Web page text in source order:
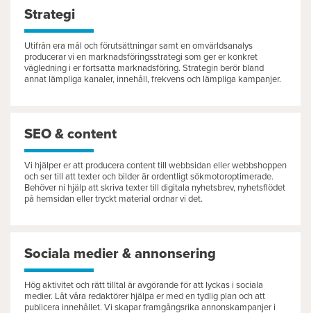
Strategi
Utifrån era mål och förutsättningar samt en omvärldsanalys
producerar vi en marknadsföringsstrategi som ger er konkret
vägledning i er fortsatta marknadsföring. Strategin berör bland
annat lämpliga kanaler, innehåll, frekvens och lämpliga kampanjer.
SEO & content
Vi hjälper er att producera content till webbsidan eller webbshoppen
och ser till att texter och bilder är ordentligt sökmotoroptimerade.
Behöver ni hjälp att skriva texter till digitala nyhetsbrev, nyhetsflödet
på hemsidan eller tryckt material ordnar vi det.
Sociala medier & annonsering
Hög aktivitet och rätt tilltal är avgörande för att lyckas i sociala
medier. Låt våra redaktörer hjälpa er med en tydlig plan och att
publicera innehållet. Vi skapar framgångsrika annonskampanjer i